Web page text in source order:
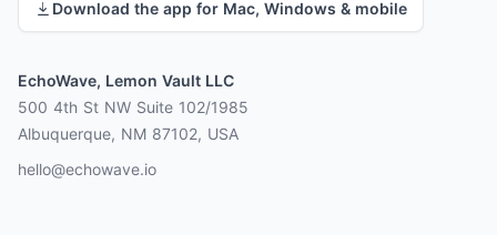
Download the app for Mac, Windows & mobile
EchoWave, Lemon Vault LLC
500 4th St NW Suite 102/1985
Albuquerque, NM 87102, USA
hello@echowave.io